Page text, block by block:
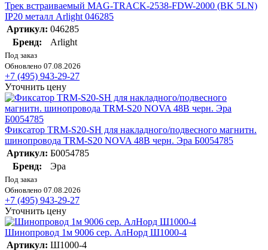
Трек встраиваемый MAG-TRACK-2538-FDW-2000 (BK 5LN)
IP20 металл Arlight 046285
Артикул: 046285
Бренд:
Arlight
Под заказ
Обновлено 07.08.2026
+7 (495) 943-29-27
Уточнить цену
Фиксатор TRM-S20-SH для накладного/подвесного магнитн.
шинопровода TRM-S20 NOVA 48В черн. Эра Б0054785
Артикул: Б0054785
Бренд:
Эра
Под заказ
Обновлено 07.08.2026
+7 (495) 943-29-27
Уточнить цену
Шинопровод 1м 9006 сер. АлНорд Ш1000-4
Артикул: Ш1000-4